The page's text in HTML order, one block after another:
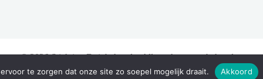
© 2026 Stichting Duinbehoud – Alle rechten voorbehouden
te zorgen dat onze site zo soepel mogelijk draait. Akkoord